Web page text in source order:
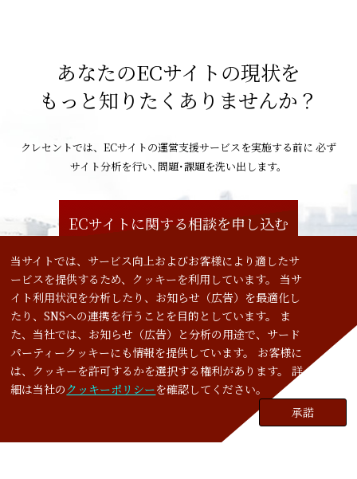
あなたのECサイトの現状を
もっと知りたくありませんか？
クレセントでは、ECサイトの運営支援サービスを実施する前に 必ず
サイト分析を行い､問題･課題を洗い出します。
ECサイトに関する相談を申し込む
会社案内
サービス
実績
当サイトでは、サービス向上およびお客様により適したサ
ービスを提供するため、クッキーを利用しています。 当サ
イト利用状況を分析したり、お知らせ（広告）を最適化し
たり、SNSへの連携を行うことを目的としています。 ま
た、当社では、お知らせ（広告）と分析の用途で、サード
パーティークッキーにも情報を提供しています。 お客様に
は、クッキーを許可するかを選択する権利があります。 詳
細は当社の クッキーポリシーを確認してください。
承諾